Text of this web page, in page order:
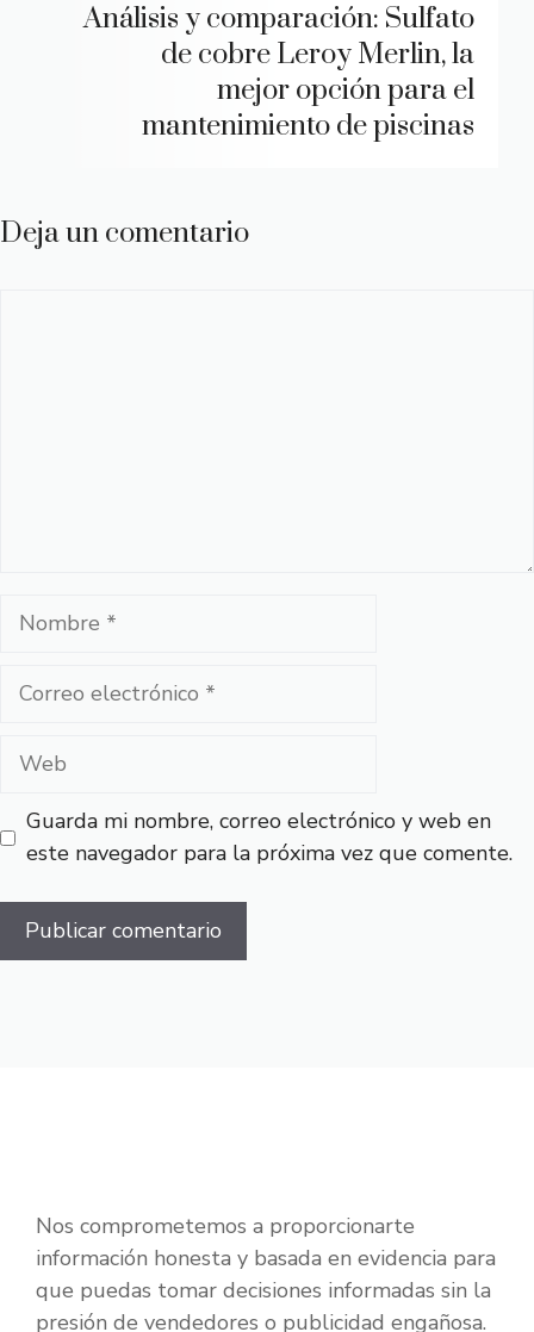
Análisis y comparación: Sulfato
de cobre Leroy Merlin, la
mejor opción para el
mantenimiento de piscinas
Deja un comentario
Nombre
Correo
Web
Guarda mi nombre, correo electrónico y web en
este navegador para la próxima vez que comente.
Nos comprometemos a proporcionarte
información honesta y basada en evidencia para
que puedas tomar decisiones informadas sin la
presión de vendedores o publicidad engañosa.